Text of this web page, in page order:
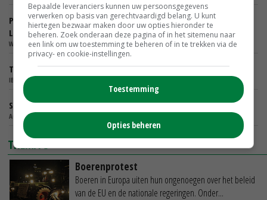
Projectmedewerker BoerenNetwerk – Natuurinclusieve
Landbouw
WIJ.LAND - ABCOUDE
Teamleider instroom kwekerij
IBN - SCHAIJK
Senior Adviseur Gewassenverzekeringen
AGRIVER U.A. - ZOETERMEER
THEMA'S
Boerenprotest
Boeren in Europa uiten hun ongenoegen over het beleid
van de EU en de nationale regeringen. Onder...
Bepaalde leveranciers kunnen uw persoonsgegevens
verwerken op basis van gerechtvaardigd belang. U kunt
hiertegen bezwaar maken door uw opties hieronder te
beheren. Zoek onderaan deze pagina of in het sitemenu naar
een link om uw toestemming te beheren of in te trekken via de
privacy- en cookie-instellingen.
Toestemming
Opties beheren